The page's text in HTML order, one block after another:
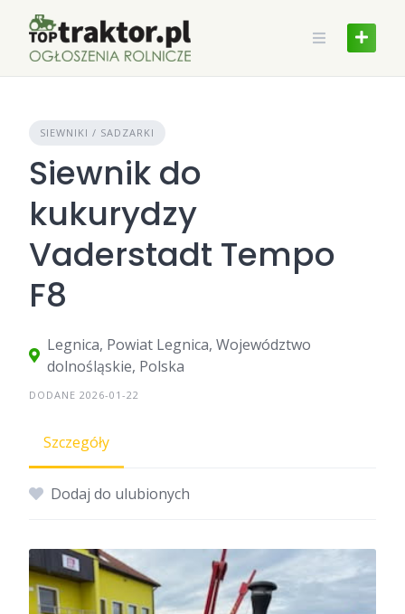
content
SIEWNIKI / SADZARKI
Siewnik do
kukurydzy
Vaderstadt Tempo
F8
Legnica, Powiat Legnica, Województwo
dolnośląskie, Polska
DODANE 2026-01-22
Szczegóły
Dodaj do ulubionych